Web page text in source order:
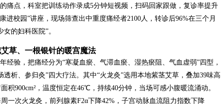
痛点，科室把训练动作录成5分钟短视频，扫码回家跟做，复诊率提升
进校园”讲座，现场筛查出中重度痛经者2100人，转诊后96%在三个月
的妇科医院”。
草、一根银针的暖宫魔法
经验，把痛经分为“寒凝血瘀、气滞血瘀、湿热瘀阻、气血虚弱”四型，
析、参归灸”四大疗法。其中“火龙灸”选用本地紫茎艾草，叠加39味高
积900cm²，温度恒定在46℃，持续40分钟，当场可感小腹暖流涌动。
一次火龙灸，前列腺素F2α下降42%，子宫动脉血流阻力指数下降